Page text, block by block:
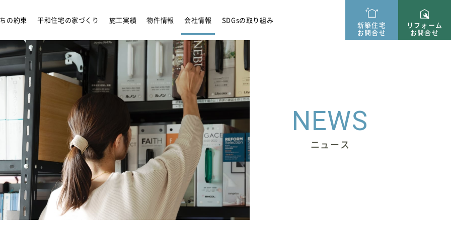
の約束 平和住宅の家づくり 施工実績 物件情報 会社情報 SDGsの取り組み
新築住宅
お問合せ
リフォーム
お問合せ
NEWS
ニュース